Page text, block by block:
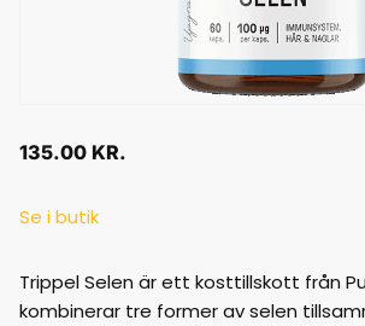
135.00 KR.
Se i butik
Trippel Selen är ett kosttillskott från
kombinerar tre former av selen